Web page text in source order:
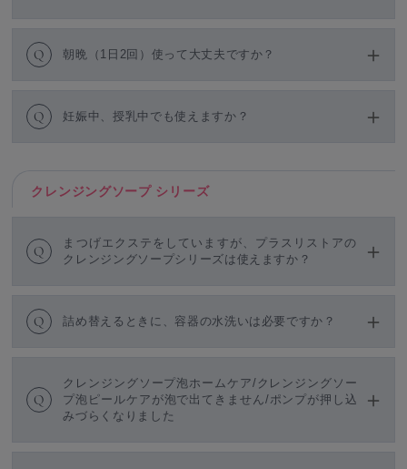
Q 朝晩（1日2回）使って大丈夫ですか？
Q 妊娠中、授乳中でも使えますか？
クレンジングソープ シリーズ
Q
まつげエクステをしていますが、プラスリストアの
クレンジングソープシリーズは使えますか？
Q 詰め替えるときに、容器の水洗いは必要ですか？
Q
クレンジングソープ泡ホームケア/クレンジングソー
プ泡ピールケアが泡で出てきません/ポンプが押し込
みづらくなりました